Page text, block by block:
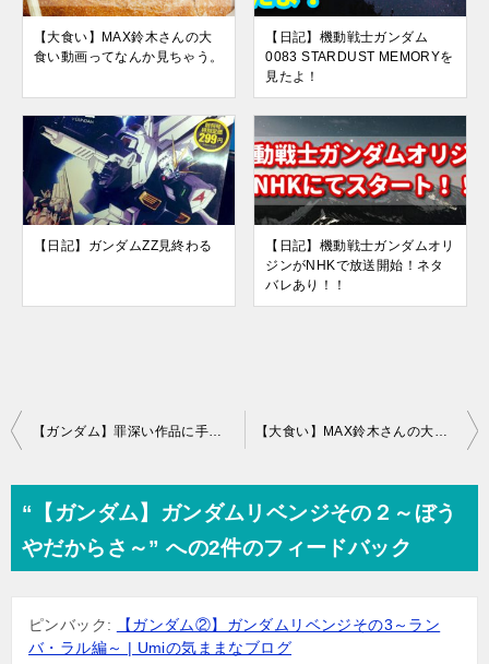
【大食い】MAX鈴木さんの大
食い動画ってなんか見ちゃう。
【日記】機動戦士ガンダム
0083 STARDUST MEMORYを
見たよ！
【日記】ガンダムZZ見終わる
【日記】機動戦士ガンダムオリ
ジンがNHKで放送開始！ネタ
バレあり！！
投
ビ
ゲ
シ
【ガンダム】罪深い作品に手を出してしまった・・・ガンダムリベンジ開始！ 【大食い】MAX鈴木さんの大食い動画ってなんか見ちゃう。
“【ガンダム】ガンダムリベンジその２～ぼう
やだからさ～” への2件のフィードバック
ピンバック:
【ガンダム②】ガンダムリベンジその3～ラン
バ・ラル編～ | Umiの気ままなブログ